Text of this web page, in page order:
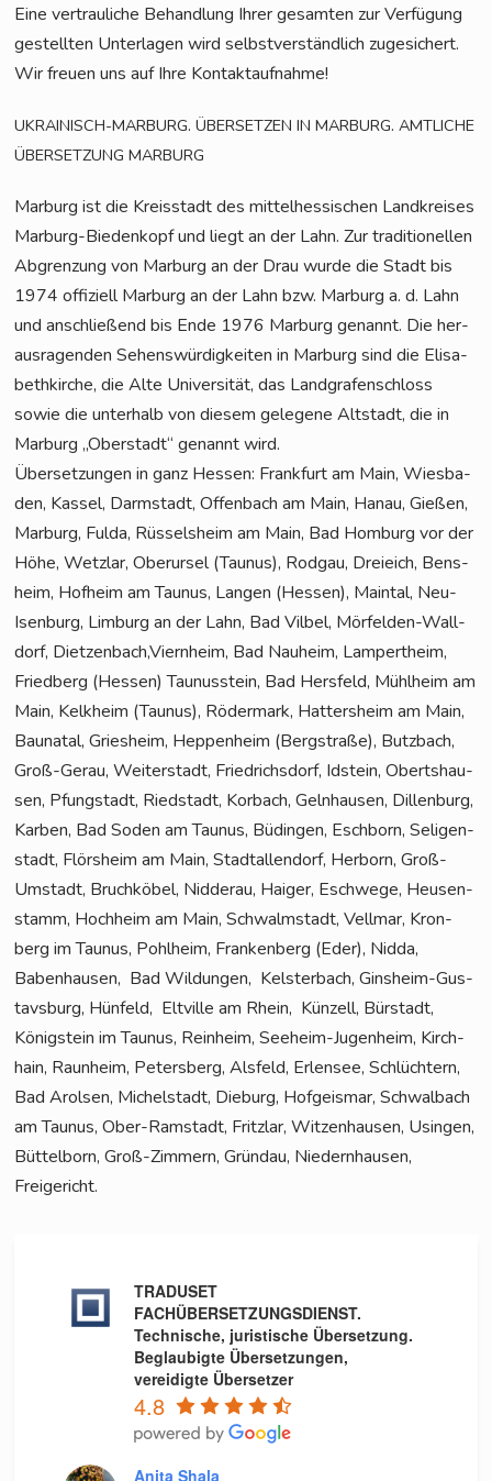
Eine ver­trau­li­che Behand­lung Ihrer gesam­ten zur Ver­fü­gung
gestell­ten Unter­la­gen wird selbst­ver­ständ­lich zuge­si­chert.
Wir freu­en uns auf Ihre Kontaktaufnahme!
UKRAINISCH-MARBURG.ÜBERSETZEN IN MARBURG.AMTLICHE
ÜBERSETZUNG MARBURG
Mar­burg ist die Kreis­stadt des mit­tel­hes­si­schen Land­krei­ses
Mar­burg-Bie­den­kopf und liegt an der Lahn. Zur tra­di­tio­nel­len
Abgren­zung von Mar­burg an der Drau wur­de die Stadt bis
1974 offi­zi­ell Mar­burg an der Lahn bzw. Mar­burg a. d. Lahn
und anschlie­ßend bis Ende 1976 Mar­burg genannt. Die her­
aus­ra­gen­den Sehens­wür­dig­kei­ten in Mar­burg sind die Eli­sa­
beth­kir­che, die Alte Uni­ver­si­tät, das Land­gra­fen­schloss
sowie die unter­halb von die­sem gele­ge­ne Alt­stadt, die in
Mar­burg „Ober­stadt“ genannt wird.
Über­set­zun­gen in ganz Hes­sen: Frank­furt am Main, Wies­ba­
den, Kas­sel, Darm­stadt, Offen­bach am Main, Hanau, Gie­ßen,
Mar­burg, Ful­da, Rüs­sels­heim am Main, Bad Hom­burg vor der
Höhe, Wetz­lar, Ober­ur­sel (Tau­nus), Rod­gau, Drei­eich, Bens­
heim, Hof­heim am Tau­nus, Lan­gen (Hes­sen), Main­tal, Neu-
Isen­burg, Lim­burg an der Lahn, Bad Vil­bel, Mör­fel­den-Wall­
dorf, Dietzenbach,Viernheim, Bad Nau­heim, Lam­pert­heim,
Fried­berg (Hes­sen) Tau­nus­stein, Bad Hers­feld, Mühl­heim am
Main, Kelk­heim (Tau­nus), Röder­mark, Hat­ters­heim am Main,
Bau­na­tal, Gries­heim, Hep­pen­heim (Berg­stra­ße), Butz­bach,
Groß-Gerau, Wei­ter­stadt, Fried­richs­dorf, Idstein, Oberts­hau­
sen, Pfung­stadt, Ried­stadt, Kor­bach, Geln­hau­sen, Dil­len­burg,
Kar­ben, Bad Soden am Tau­nus, Büdin­gen, Esch­born, Seli­gen­
stadt, Flörs­heim am Main, Stadt­al­len­dorf, Her­born, Groß-
Umstadt, Bruch­kö­bel, Nid­der­au, Hai­ger, Esch­we­ge, Heu­sen­
stamm, Hoch­heim am Main, Schwalm­stadt, Vell­mar, Kron­
berg im Tau­nus, Pohl­heim, Fran­ken­berg (Eder), Nid­da,
Baben­hau­sen, Bad Wil­dun­gen, Kels­ter­bach, Gins­heim-Gus­
tavs­burg, Hün­feld, Elt­ville am Rhein, Kün­zell, Bür­stadt,
König­stein im Tau­nus, Rein­heim, See­heim-Jugenheim, Kirch­
hain, Raun­heim, Peters­berg, Als­feld, Erlen­see, Schlüch­tern,
Bad Arol­sen, Michel­stadt, Die­burg, Hof­geis­mar, Schwal­bach
am Tau­nus, Ober-Ram­stadt, Fritz­lar, Wit­zen­hau­sen, Usin­gen,
Büt­tel­born, Groß-Zim­mern, Gründau, Nie­dern­hau­sen,
Freigericht.
TRADUSET
FACHÜBERSETZUNGSDIENST.
Technische, juristische Übersetzung.
Beglaubigte Übersetzungen,
vereidigte Übersetzer
4.8
Anita Shala